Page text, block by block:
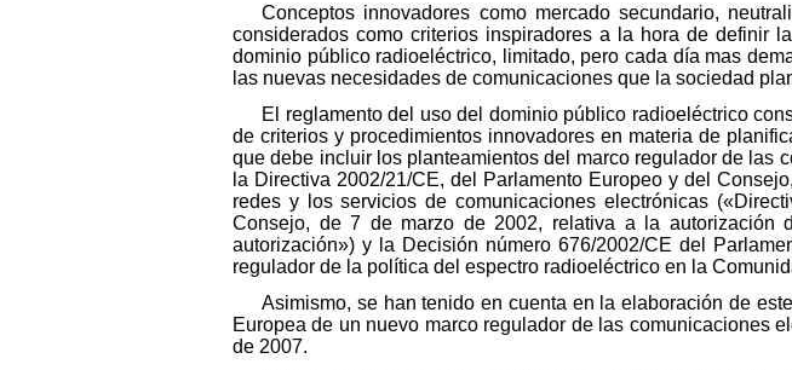
Conceptos innovadores como mercado secundario,
considerados como criterios inspiradores a la hora de definir
dominio público radioeléctrico, limitado, pero cada día mas
las nuevas necesidades de comunicaciones que la sociedad
El reglamento del uso del dominio público radioeléctrico
de criterios y procedimientos innovadores en materia de
que debe incluir los planteamientos del marco regulador de las
la Directiva 2002/21/CE, del Parlamento Europeo y del
redes y los servicios de comunicaciones electrónicas
Consejo, de 7 de marzo de 2002, relativa a la autorización
autorización») y la Decisión número 676/2002/CE del
regulador de la política del espectro radioeléctrico en la
Asimismo, se han tenido en cuenta en la elaboración de
Europea de un nuevo marco regulador de las comunicaciones
de 2007.